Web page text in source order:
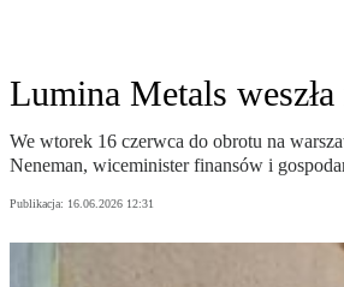
Lumina Metals
We wtorek 16 czerwca do obrotu na
Neneman, wiceminister finansów i
Publikacja: 16.06.2026 12:31